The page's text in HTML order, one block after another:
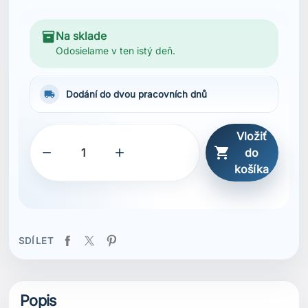
Popis
Vlastnosti
Přední léga na knoflíky
Žebrovaný límec pro větší pohodlí
HH® logo natištěné na rukávu